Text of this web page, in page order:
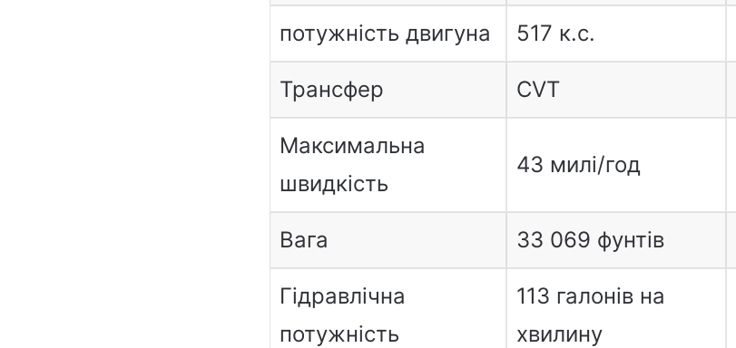
потужність двигуна 517 к.с.
Трансфер CVT
Максимальна
швидкість
43 милі/год
Вага 33 069 фунтів
Гідравлічна
потужність
113 галонів на
хвилину